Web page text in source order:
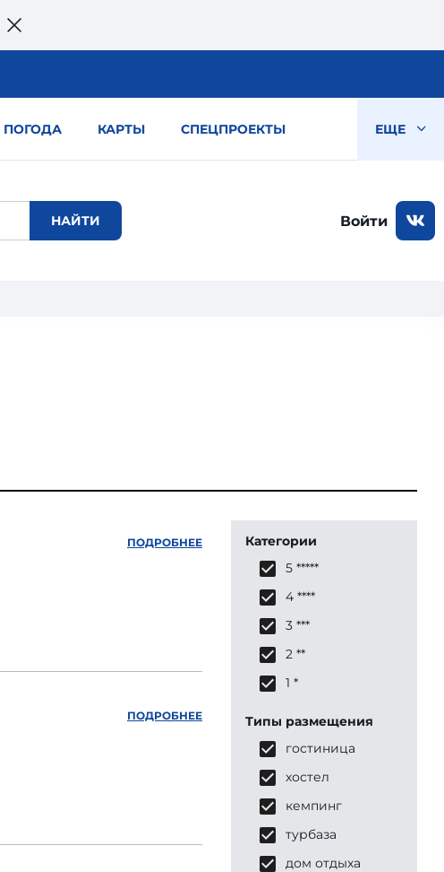
ПОГОДА КАРТЫ СПЕЦПРОЕКТЫ ЕЩЕ
Войти
ПОДРОБНЕЕ
ПОДРОБНЕЕ
Категории
5 *****
4 ****
3 ***
2 **
1 *
Типы размещения
гостиница
хостел
кемпинг
турбаза
дом отдыха